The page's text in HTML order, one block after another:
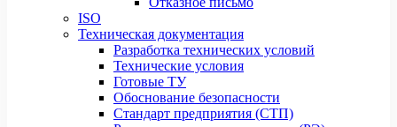
ISO
Техническая документация
Разработка технических условий
Технические условия
Готовые ТУ
Обоснование безопасности
Стандарт предприятия (СТП)